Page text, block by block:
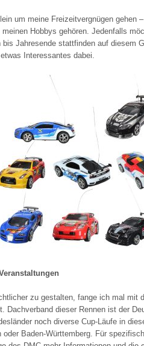
um meine Freizeitvergnügen gehen
Hobbys gehören. Jedenfalls
bis Jahresende stattfinden auf diesem
Interessantes dabei.
zu gestalten, fange ich mal mit
Dachverband dieser Rennen ist der
noch diverse Cup-Läufe in
Baden-Württemberg. Für